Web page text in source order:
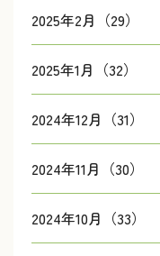
2025年2月（29）
2025年1月（32）
2024年12月（31）
2024年11月（30）
2024年10月（33）